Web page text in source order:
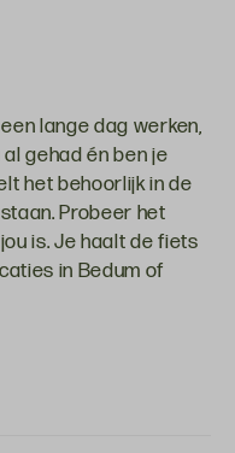
lange dag werken,
gehad én ben je
het behoorlijk in de
Probeer het
is. Je haalt de fiets
in Bedum of